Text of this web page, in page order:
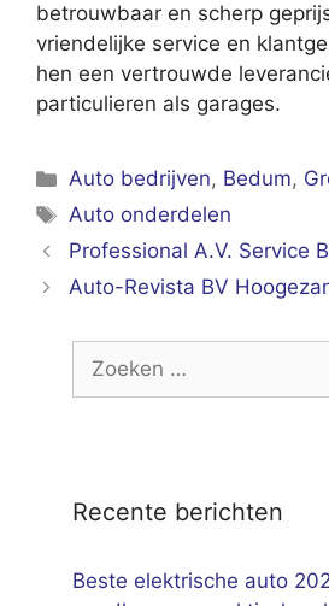
betrouwbaar en scherp
vriendelijke service en
hen een vertrouwde
particulieren als garages.
Categorieën
Auto bedrijven, Bedum,
Tags
Auto onderdelen
Professional A.V. Service
Auto-Revista BV
Zoek
Recente berichten
Beste elektrische auto